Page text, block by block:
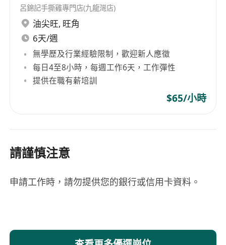
呂錦記手撕雞專門店(九龍灣店)
油尖旺, 旺角
6天/週
無學歷及行業經驗限制，歡迎新人應徵
每日4至8小時，每週工作6天，工作彈性
提供在職有薪培訓
$65/小時
請謹慎注意
申請工作時，請勿提供您的銀行或信用卡資料。